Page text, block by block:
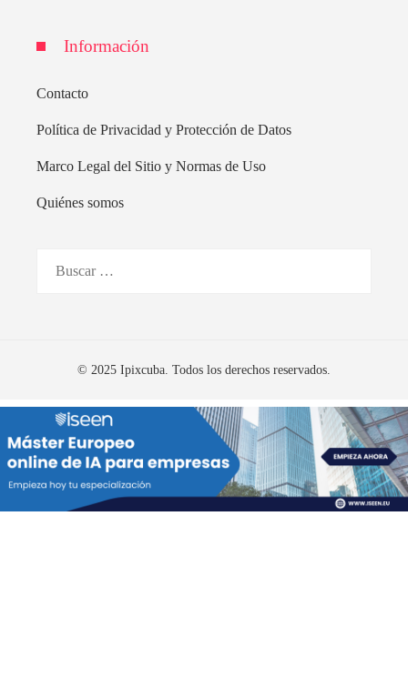
Información
Contacto
Política de Privacidad y Protección de Datos
Marco Legal del Sitio y Normas de Uso
Quiénes somos
© 2025 Ipixcuba. Todos los derechos reservados.